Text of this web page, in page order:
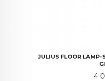
JULIUS FLOOR
4